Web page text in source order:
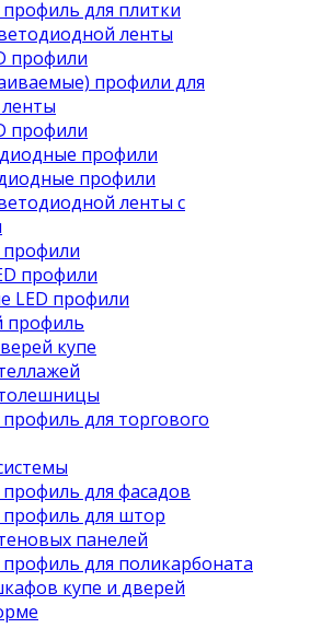
для плитки
ленты
профили
профили для
профили
профили
профили
ленты с
профили
LED профили
профиль
купе
для торгового
для фасадов
для штор
панелей
для поликарбоната
купе и дверей